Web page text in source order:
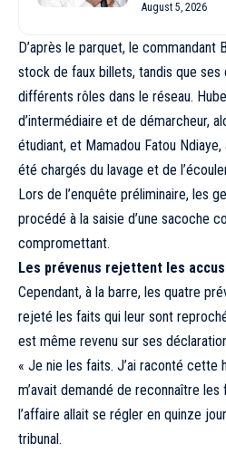
August 5, 2026
D’après le parquet, le
stock de faux billets, tandis que ses
différents rôles dans le réseau.
d’intermédiaire et de démarcheur,
étudiant, et Mamadou Fatou
été chargés du lavage et de
Lors de l’enquête préliminaire, les
procédé à la saisie d’une sacoche
compromettant.
Les prévenus rejettent les
Cependant, à la barre, les quatre
rejeté les faits qui leur sont
est même revenu sur ses
« Je nie les faits. J’ai raconté cette
m’avait demandé de reconnaître
l’affaire allait se régler en quinze
tribunal.